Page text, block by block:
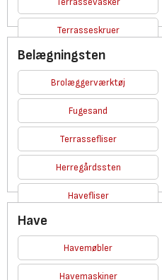
Terrasseskruer
Se alle
Belægningsten
Brolæggerværktøj
Fugesand
Terrassefliser
Herregårdssten
Havefliser
Se alle
Have
Havemøbler
Havemaskiner